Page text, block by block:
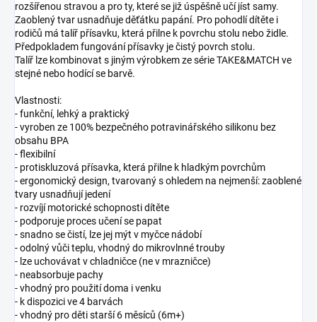
rozšířenou stravou a pro ty, které se již úspěšně učí jíst samy.
Zaoblený tvar usnadňuje děťátku papání. Pro pohodlí dítěte i
rodičů má talíř přísavku, která přilne k povrchu stolu nebo židle.
Předpokladem fungování přísavky je čistý povrch stolu.
Talíř lze kombinovat s jiným výrobkem ze série TAKE&MATCH ve
stejné nebo hodící se barvě.
Vlastnosti:
- funkční, lehký a praktický
- vyroben ze 100% bezpečného potravinářského silikonu bez
obsahu BPA
- flexibilní
- protiskluzová přísavka, která přilne k hladkým povrchům
- ergonomický design, tvarovaný s ohledem na nejmenší: zaoblené
tvary usnadňují jedení
- rozvíjí motorické schopnosti dítěte
- podporuje proces učení se papat
- snadno se čistí, lze jej mýt v myčce nádobí
- odolný vůči teplu, vhodný do mikrovlnné trouby
- lze uchovávat v chladničce (ne v mrazničce)
- neabsorbuje pachy
- vhodný pro použití doma i venku
- k dispozici ve 4 barvách
- vhodný pro děti starší 6 měsíců (6m+)